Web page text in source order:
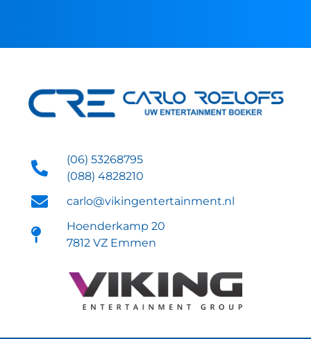
(06) 53268795
(088) 4828210
carlo@vikingentertainment.nl
Hoenderkamp 20
7812 VZ Emmen